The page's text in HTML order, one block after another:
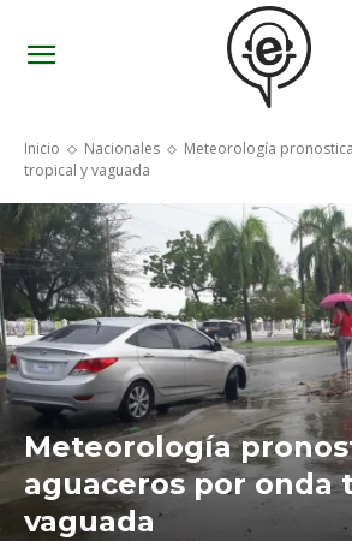
Inicio Nacionales
Meteorología
tropical y vaguada
Meteorología
aguaceros por onda
vaguada